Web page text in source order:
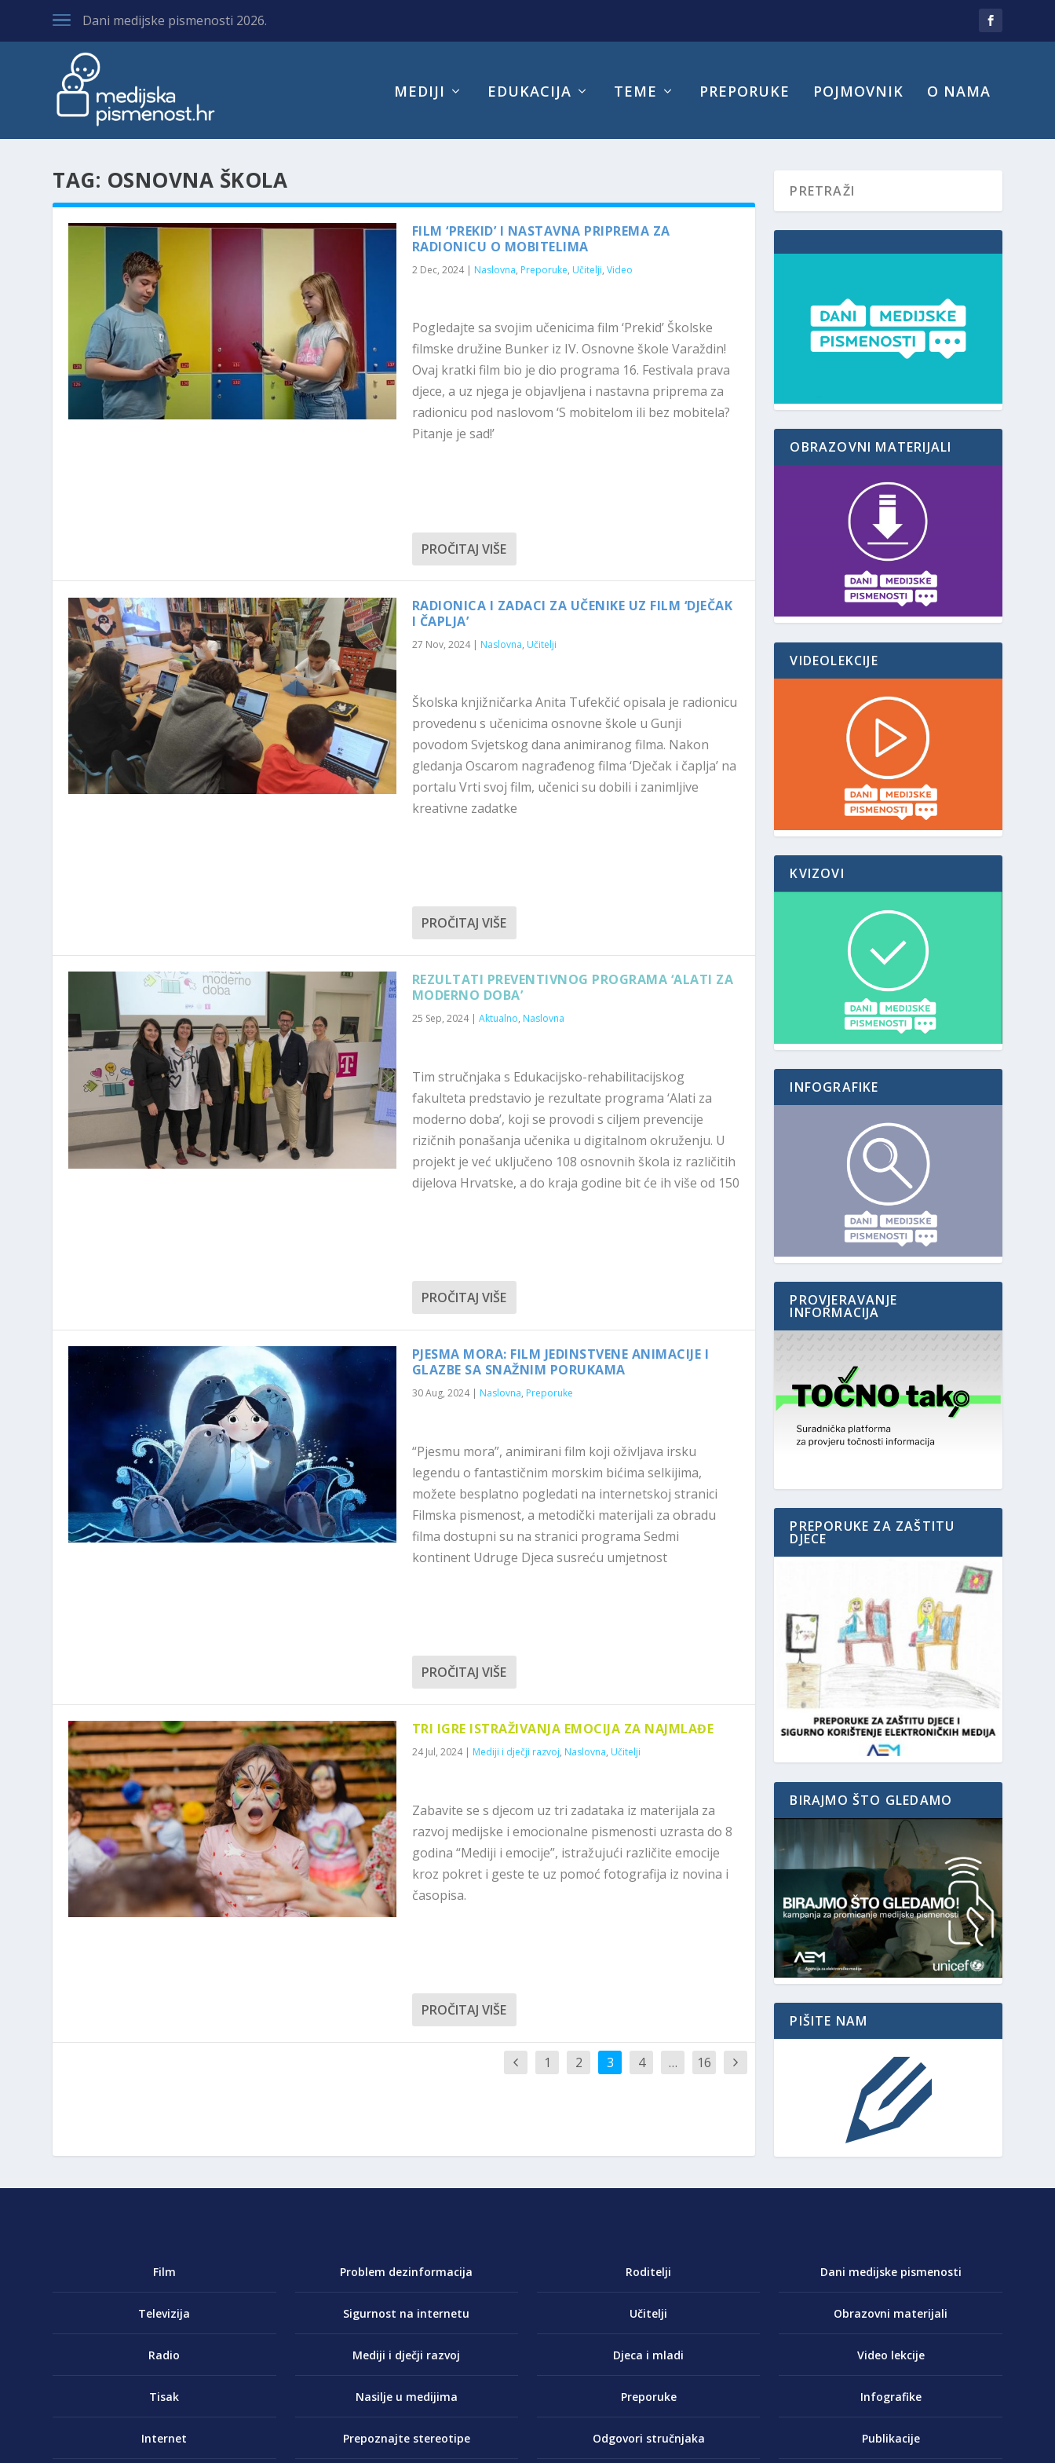
Dani medijske pismenosti 2026.
MEDIJI EDUKACIJA TEME PREPORUKE POJMOVNIK O NAMA
TAG: OSNOVNA ŠKOLA
FILM ‘PREKID’ I NASTAVNA PRIPREMA ZA
RADIONICU O MOBITELIMA
2 Dec, 2024| Naslovna, Preporuke, Učitelji, Video
Pogledajte sa svojim učenicima film ‘Prekid’ Školske
filmske družine Bunker iz IV. Osnovne škole Varaždin!
Ovaj kratki film bio je dio programa 16. Festivala prava
djece, a uz njega je objavljena i nastavna priprema za
radionicu pod naslovom ‘S mobitelom ili bez mobitela?
Pitanje je sad!’
PROČITAJ VIŠE
RADIONICA I ZADACI ZA UČENIKE UZ FILM ‘DJEČAK
I ČAPLJA’
27 Nov, 2024| Naslovna, Učitelji
Školska knjižničarka Anita Tufekčić opisala je radionicu
provedenu s učenicima osnovne škole u Gunji
povodom Svjetskog dana animiranog filma. Nakon
gledanja Oscarom nagrađenog filma ‘Dječak i čaplja’ na
portalu Vrti svoj film, učenici su dobili i zanimljive
kreativne zadatke
PROČITAJ VIŠE
REZULTATI PREVENTIVNOG PROGRAMA ‘ALATI ZA
MODERNO DOBA’
25 Sep, 2024| Aktualno, Naslovna
Tim stručnjaka s Edukacijsko-rehabilitacijskog
fakulteta predstavio je rezultate programa ‘Alati za
moderno doba’, koji se provodi s ciljem prevencije
rizičnih ponašanja učenika u digitalnom okruženju. U
projekt je već uključeno 108 osnovnih škola iz različitih
dijelova Hrvatske, a do kraja godine bit će ih više od 150
PROČITAJ VIŠE
PJESMA MORA: FILM JEDINSTVENE ANIMACIJE I
GLAZBE SA SNAŽNIM PORUKAMA
30 Aug, 2024| Naslovna, Preporuke
“Pjesmu mora”, animirani film koji oživljava irsku
legendu o fantastičnim morskim bićima selkijima,
možete besplatno pogledati na internetskoj stranici
Filmska pismenost, a metodički materijali za obradu
filma dostupni su na stranici programa Sedmi
kontinent Udruge Djeca susreću umjetnost
PROČITAJ VIŠE
TRI IGRE ISTRAŽIVANJA EMOCIJA ZA NAJMLAĐE
24 Jul, 2024| Mediji i dječji razvoj, Naslovna, Učitelji
Zabavite se s djecom uz tri zadataka iz materijala za
razvoj medijske i emocionalne pismenosti uzrasta do 8
godina “Mediji i emocije”, istražujući različite emocije
kroz pokret i geste te uz pomoć fotografija iz novina i
časopisa.
PROČITAJ VIŠE
1 2 3 4 … 16
OBRAZOVNI MATERIJALI
VIDEOLEKCIJE
KVIZOVI
INFOGRAFIKE
PROVJERAVANJE
INFORMACIJA
PREPORUKE ZA ZAŠTITU
DJECE
BIRAJMO ŠTO GLEDAMO
PIŠITE NAM
Film
Televizija
Radio
Tisak
Internet
Problem dezinformacija
Sigurnost na internetu
Mediji i dječji razvoj
Nasilje u medijima
Prepoznajte stereotipe
Roditelji
Učitelji
Djeca i mladi
Preporuke
Odgovori stručnjaka
Dani medijske pismenosti
Obrazovni materijali
Video lekcije
Infografike
Publikacije